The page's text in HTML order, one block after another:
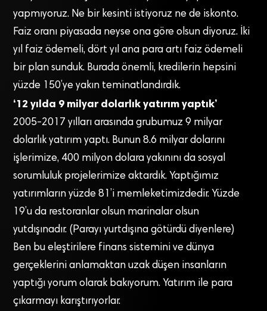
yapmıyoruz. Ne bir kesinti istiyoruz ne de iskonto.
Faiz oranı piyasada neyse ona göre olsun diyoruz. İki
yıl faiz ödemeli, dört yıl ana para artı faiz ödemeli
bir plan sunduk. Burada önemli, kredilerin hepsini
yüzde 150’ye yakın teminatlandırdık.
‘12 yılda 9 milyar dolarlık yatırım yaptık’
2005-2017 yılları arasında grubumuz 9 milyar
dolarlık yatırım yaptı. Bunun 8.6 milyar dolarını
işlerimize, 400 milyon dolara yakınını da sosyal
sorumluluk projelerimize aktardık. Yaptığımız
yatırımların yüzde 81’i memleketimizdedir. Yüzde
19’u da restoranlar olsun marinalar olsun
yutdışınadır. (Parayı yurtdışına götürdü diyenlere)
Ben bu eleştirilere finans sistemini ve dünya
gerçeklerini anlamaktan uzak düşen insanların
yaptığı yorum olarak bakıyorum. Yatırım ile para
çıkarmayı karıştırıyorlar.